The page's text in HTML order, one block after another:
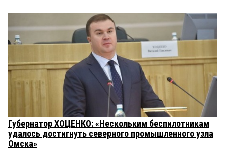
Губернатор ХОЦЕНКО: «Нескольким беспилотникам
удалось достигнуть северного промышленного узла
Омска»